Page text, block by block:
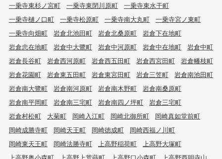
一乗寺東杉ノ宮町
一乗寺東閉川原町
一乗寺東水干町
一乗寺樋ノ口町
一乗寺松原町 一乗寺南大丸町
一乗寺宮ノ東町
一乗寺向畑町
岩倉北池田町 岩倉北桑原町
岩倉下在地町
岩倉忠在地町
岩倉中大鷺町 岩倉中河原町 岩倉中在地町
岩倉中町
岩倉長谷町
岩倉西河原町 岩倉西五田町 岩倉西宮田町
岩倉幡枝町
岩倉花園町
岩倉東五田町 岩倉東宮田町 岩倉三笠町
岩倉南池田町
岩倉南大鷺町
岩倉南河原町 岩倉南木野町
岩倉南桑原町
岩倉南平岡町
岩倉南三宅町 岩倉南四ノ坪町
岩倉三宅町
岩倉村松町
大菊町 岡崎入江町 岡崎北御所町
岡崎真如堂前町
岡崎成勝寺町
岡崎天王町 岡崎徳成町
岡崎西福ノ川町
岡崎東天王町
岡崎法勝寺町 上高野稲荷町
上高野大塚町